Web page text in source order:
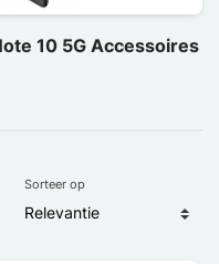
10 5G Accessoires
Sorteer op